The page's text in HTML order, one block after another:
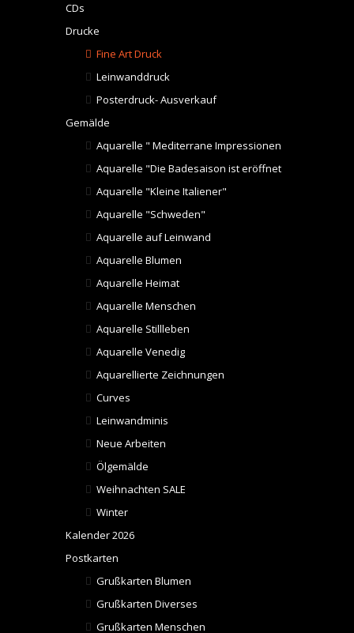
CDs
Drucke
Fine Art Druck
Leinwanddruck
Posterdruck- Ausverkauf
Gemälde
Aquarelle " Mediterrane Impressionen"
Aquarelle "Die Badesaison ist eröffnet"
Aquarelle "Kleine Italiener"
Aquarelle "Schweden"
Aquarelle auf Leinwand
Aquarelle Blumen
Aquarelle Heimat
Aquarelle Menschen
Aquarelle Stillleben
Aquarelle Venedig
Aquarellierte Zeichnungen
Curves
Leinwandminis
Neue Arbeiten
Ölgemälde
Weihnachten SALE
Winter
Kalender 2026
Postkarten
Grußkarten Blumen
Grußkarten Diverses
Grußkarten Menschen